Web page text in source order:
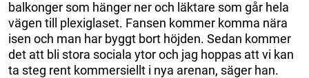
balkonger som hänger ner och läktare som går hela
vägen till plexiglaset. Fansen kommer komma nära
isen och man har byggt bort höjden. Sedan kommer
det att bli stora sociala ytor och jag hoppas att vi kan
ta steg rent kommersiellt i nya arenan, säger han.